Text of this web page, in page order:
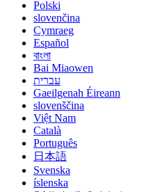
Polski
slovenčina
Cymraeg
Español
বাংলা
Bai Miaowen
עברית
Gaeilgenah Éireann
slovenščina
Việt Nam
Català
Português
日本語
Svenska
íslenska